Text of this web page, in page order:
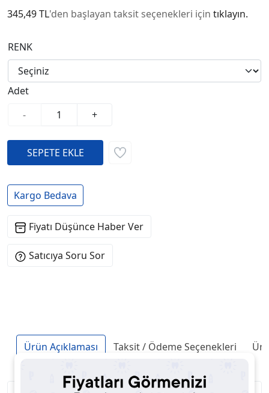
345,49 TL'den başlayan taksit seçenekleri için tıklayın.
RENK
Adet
-
+
Kargo Bedava
Fiyatı Düşünce Haber Ver
Satıcıya Soru Sor
Ürün Açıklaması Taksit / Ödeme Seçenekleri